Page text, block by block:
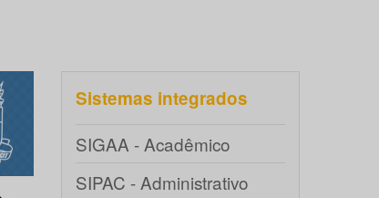
Sistemas integrados
SIGAA - Acadêmico
SIPAC - Administrativo